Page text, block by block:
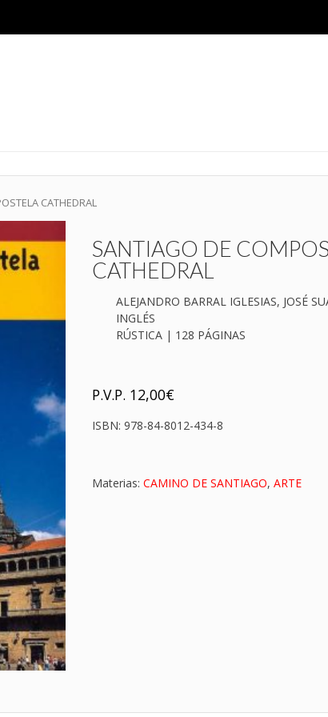
CATHEDRAL
SANTIAGO DE
CATHEDRAL
ALEJANDRO BARRAL IGLESIAS, JOSÉ
INGLÉS
RÚSTICA | 128 PÁGINAS
P.V.P. 12,00€
ISBN: 978-84-8012-434-8
Materias: CAMINO DE SANTIAGO, ARTE